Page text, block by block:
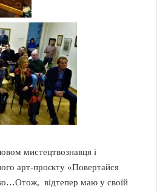
мистецтвознавця і
арт-проєкту «Повертайся
відтепер маю у своїй